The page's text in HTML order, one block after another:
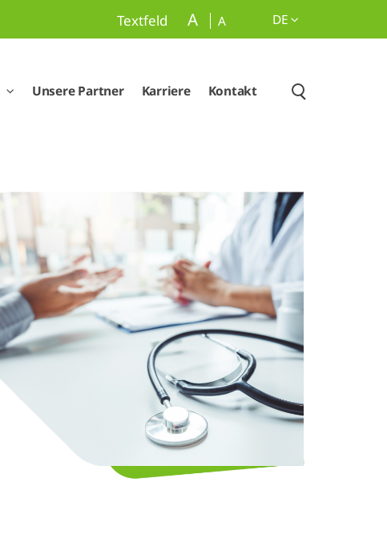
Textfeld A A DE
Unsere Partner Karriere Kontakt